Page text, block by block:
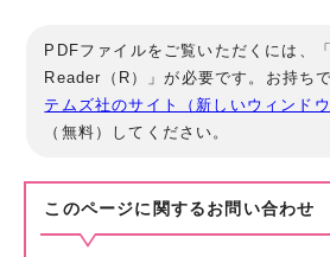
PDFファイルをご覧いただくには、
Reader（R）」が必要です。お持ち
テムズ社のサイト（新しいウィンド
（無料）してください。
このページに関する お問い合わせ